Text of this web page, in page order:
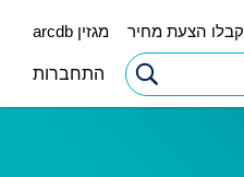
קבלו הצעת מחיר מגזין arcdb
התחברות